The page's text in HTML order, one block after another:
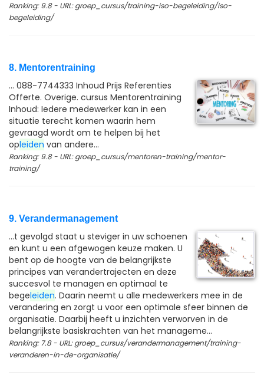
Ranking: 9.8 - URL: groep_cursus/training-iso-begeleiding/iso-
begeleiding/
8. Mentorentraining
... 088-7744333 Inhoud Prijs Referenties
Offerte. Overige. cursus Mentorentraining
Inhoud: Iedere medewerker kan in een
situatie terecht komen waarin hem
gevraagd wordt om te helpen bij het
opleiden van andere...
Ranking: 9.8 - URL: groep_cursus/mentoren-training/mentor-
training/
9. Verandermanagement
...t gevolgd staat u steviger in uw schoenen
en kunt u een afgewogen keuze maken. U
bent op de hoogte van de belangrijkste
principes van verandertrajecten en deze
succesvol te managen en optimaal te
begeleiden. Daarin neemt u alle medewerkers mee in de
verandering en zorgt u voor een optimale sfeer binnen de
organisatie. Daarbij heeft u inzichten verworven in de
belangrijkste basiskrachten van het manageme...
Ranking: 7.8 - URL: groep_cursus/verandermanagement/training-
veranderen-in-de-organisatie/